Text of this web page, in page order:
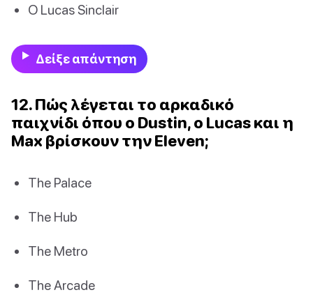
Ο Lucas Sinclair
Δείξε απάντηση
12. Πώς λέγεται το αρκαδικό
παιχνίδι όπου ο Dustin, ο Lucas και η
Max βρίσκουν την Eleven;
The Palace
The Hub
The Metro
The Arcade